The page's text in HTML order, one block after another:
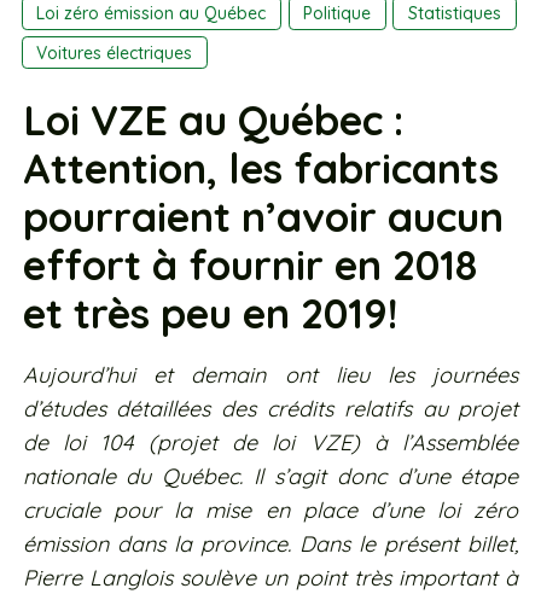
Loi zéro émission au Québec
Politique
Statistiques
Voitures électriques
Loi VZE au Québec :
Attention, les fabricants
pourraient n’avoir aucun
effort à fournir en 2018
et très peu en 2019!
Aujourd’hui et demain ont lieu les journées
d’études détaillées des crédits relatifs au projet
de loi 104 (projet de loi VZE) à l’Assemblée
nationale du Québec. Il s’agit donc d’une étape
cruciale pour la mise en place d’une loi zéro
émission dans la province. Dans le présent billet,
Pierre Langlois soulève un point très important à